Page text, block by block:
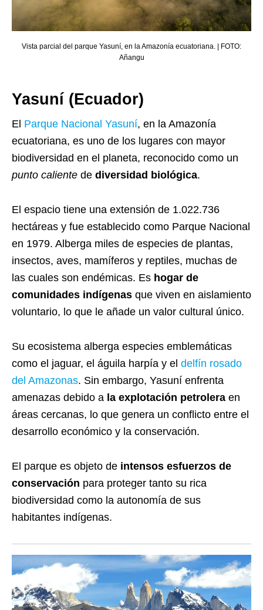
Vista parcial del parque Yasuní, en la Amazonía ecuatoriana. | FOTO:
Añangu
Yasuní (Ecuador)
El Parque Nacional Yasuní, en la Amazonía
ecuatoriana, es uno de los lugares con mayor
biodiversidad en el planeta, reconocido como un
punto caliente de diversidad biológica.
El espacio tiene una extensión de 1.022.736
hectáreas y fue establecido como Parque Nacional
en 1979. Alberga miles de especies de plantas,
insectos, aves, mamíferos y reptiles, muchas de
las cuales son endémicas. Es hogar de
comunidades indígenas que viven en aislamiento
voluntario, lo que le añade un valor cultural único.
Su ecosistema alberga especies emblemáticas
como el jaguar, el águila harpía y el delfín rosado
del Amazonas. Sin embargo, Yasuní enfrenta
amenazas debido a la explotación petrolera en
áreas cercanas, lo que genera un conflicto entre el
desarrollo económico y la conservación.
El parque es objeto de intensos esfuerzos de
conservación para proteger tanto su rica
biodiversidad como la autonomía de sus
habitantes indígenas.